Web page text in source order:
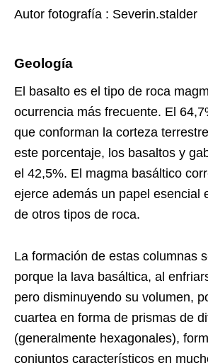
Autor fotografía : Severin.stalder
Geología
El basalto es el tipo de roca
ocurrencia más frecuente. El
que conforman la corteza
este porcentaje, los basaltos y
el 42,5%. El magma basáltico
ejerce además un papel esencial
de otros tipos de roca.
La formación de estas columnas
porque la lava basáltica, al
pero disminuyendo su volumen,
cuartea en forma de prismas de
(generalmente hexagonales),
conjuntos característicos en